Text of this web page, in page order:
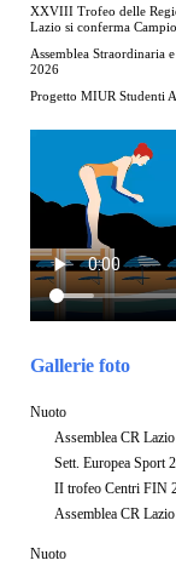
XXVIII Trofeo delle
Lazio si conferma
Assemblea Straordinaria
2026
Progetto MIUR Studenti
Gallerie foto
Nuoto
Assemblea CR
Sett. Europea Sport
II trofeo Centri FIN
Assemblea CR
Nuoto